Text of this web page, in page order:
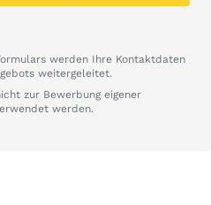
werden Ihre Kontaktdaten
weitergeleitet.
zur Bewerbung eigener
werden.